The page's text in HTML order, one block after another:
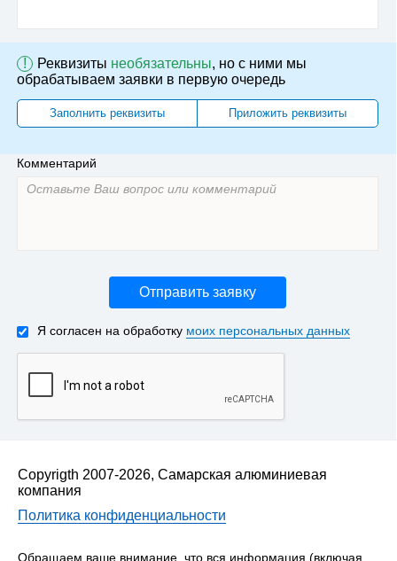
! Реквизиты необязательны, но с ними мы
обрабатываем заявки в первую очередь
Заполнить реквизиты Приложить реквизиты
Комментарий
Отправить заявку
Я согласен на обработку моих персональных данных
Copyrigth 2007-2026, Самарская алюминиевая
компания
Политика конфиденциальности
Обращаем ваше внимание, что вся информация (включая